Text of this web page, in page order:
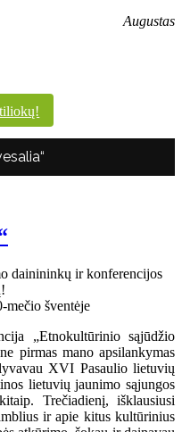
Augustas
„Etnokultūrinio sąjūdžio
pirmas mano apsilankymas
XVI Pasaulio lietuvių
lietuvių jaunimo sąjungos
Trečiadienį, išklausiusi
ir apie kitus kultūrinius